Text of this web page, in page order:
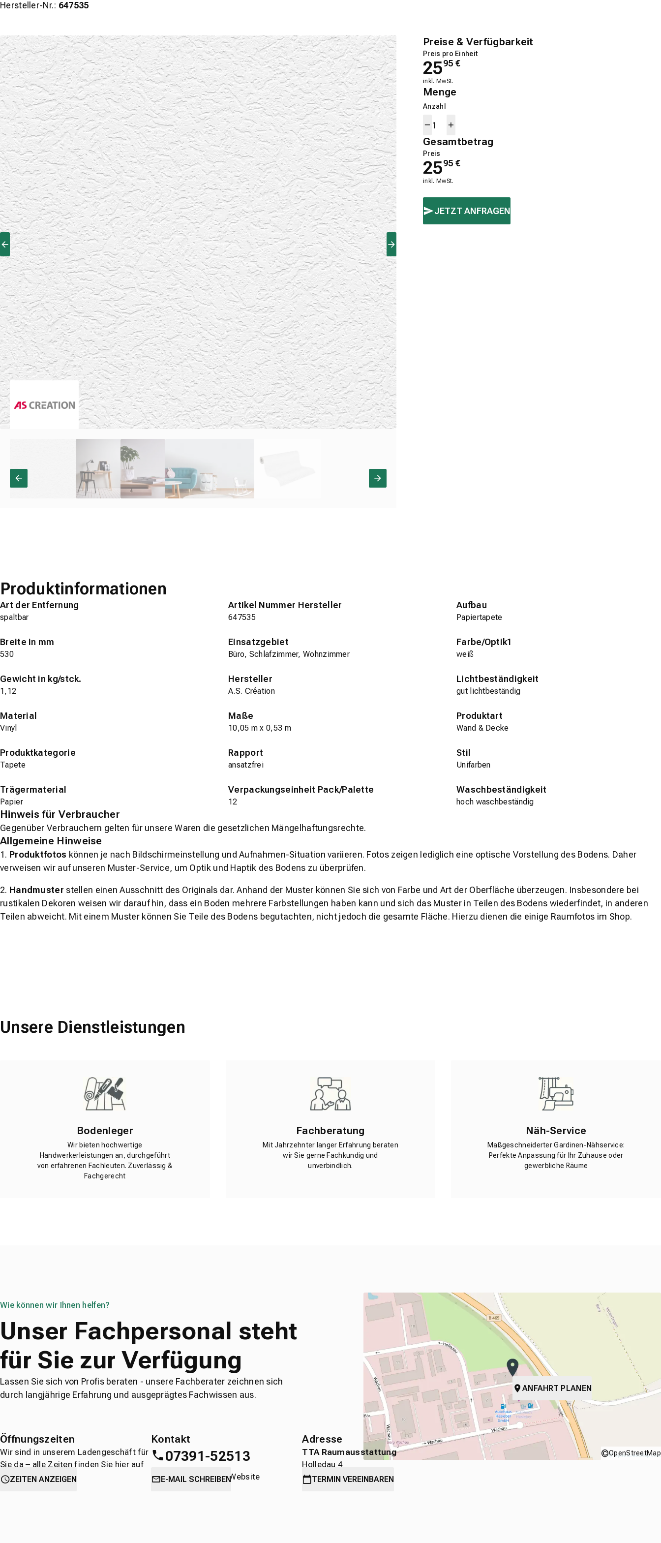
Hersteller-Nr.: 647535
Preise & Verfügbarkeit
Preis pro Einheit
2595 €
inkl. MwSt.
Menge
Anzahl
Gesamtbetrag
Preis
2595 €
inkl. MwSt.
JETZT ANFRAGEN
Produktinformationen
Art der Entfernung
spaltbar
Artikel Nummer Hersteller
647535
Aufbau
Papiertapete
Breite in mm
530
Einsatzgebiet
Büro, Schlafzimmer, Wohnzimmer
Farbe/Optik1
weiß
Gewicht in kg/stck.
1,12
Hersteller
A.S. Création
Lichtbeständigkeit
gut lichtbeständig
Material
Vinyl
Maße
10,05 m x 0,53 m
Produktart
Wand & Decke
Produktkategorie
Tapete
Rapport
ansatzfrei
Stil
Unifarben
Trägermaterial
Papier
Verpackungseinheit Pack/Palette
12
Waschbeständigkeit
hoch waschbeständig
Hinweis für Verbraucher
Gegenüber Verbrauchern gelten für unsere Waren die gesetzlichen Mängelhaftungsrechte.
Allgemeine Hinweise
1. Produktfotos können je nach Bildschirmeinstellung und Aufnahmen-Situation variieren. Fotos zeigen lediglich eine optische Vorstellung des Bodens. Daher
verweisen wir auf unseren Muster-Service, um Optik und Haptik des Bodens zu überprüfen.
2. Handmuster stellen einen Ausschnitt des Originals dar. Anhand der Muster können Sie sich von Farbe und Art der Oberfläche überzeugen. Insbesondere bei
rustikalen Dekoren weisen wir darauf hin, dass ein Boden mehrere Farbstellungen haben kann und sich das Muster in Teilen des Bodens wiederfindet, in anderen
Teilen abweicht. Mit einem Muster können Sie Teile des Bodens begutachten, nicht jedoch die gesamte Fläche. Hierzu dienen die einige Raumfotos im Shop.
Unsere Dienstleistungen
Bodenleger
Wir bieten hochwertige
Handwerkerleistungen an, durchgeführt
von erfahrenen Fachleuten. Zuverlässig &
Fachgerecht
Fachberatung
Mit Jahrzehnter langer Erfahrung beraten
wir Sie gerne Fachkundig und
unverbindlich.
Näh-Service
Maßgeschneiderter Gardinen-Nähservice:
Perfekte Anpassung für Ihr Zuhause oder
gewerbliche Räume
Wie können wir Ihnen helfen?
Unser Fachpersonal steht
für Sie zur Verfügung
Lassen Sie sich von Profis beraten - unsere Fachberater zeichnen sich
durch langjährige Erfahrung und ausgeprägtes Fachwissen aus.
Öffnungszeiten
Wir sind in unserem Ladengeschäft für
Sie da – alle Zeiten finden Sie hier auf
einen Blick.
ZEITEN ANZEIGEN
Kontakt
07391-52513
oderdirekt über die Website
E-MAIL SCHREIBEN
Adresse
TTA Raumausstattung
Holledau 4
89584 Ehingen
TERMIN VEREINBAREN
ANFAHRT PLANEN
©OpenStreetMap